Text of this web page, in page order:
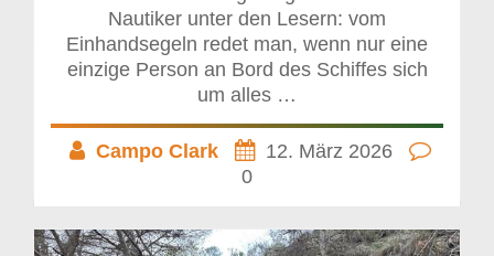
Nautiker unter den Lesern: vom
Einhandsegeln redet man, wenn nur eine
einzige Person an Bord des Schiffes sich
um alles …
Campo Clark
12. März 2026
0